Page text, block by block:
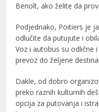
Benoît, ako želite da
Podjednako, Poitiers je
odlučite da putujute i
Voz i autobus su odlične
prevoz do željene
Dakle, od dobro
preko raznih kulturnih
opcija za putovanja i